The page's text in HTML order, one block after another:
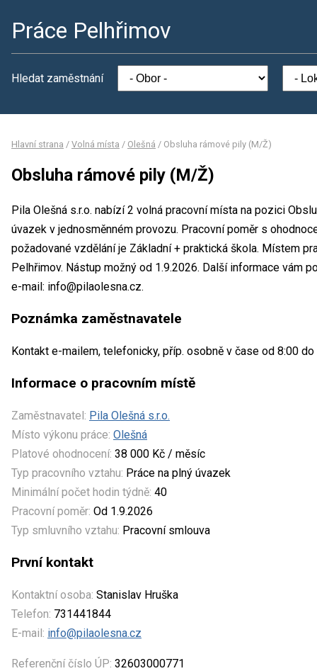
Práce Pelhřimov
Hledat zaměstnání
Hlavní strana / Volná místa / Olešná / Obsluha rámové pily (M/Ž)
Obsluha rámové pily (M/Ž)
Pila Olešná s.r.o. nabízí 2 volná pracovní místa na pozici
úvazek v jednosměnném provozu. Pracovní poměr s
požadované vzdělání je Základní + praktická škola. Místem
Pelhřimov. Nástup možný od 1.9.2026. Další informace vám
e-mail: info@pilaolesna.cz.
Poznámka zaměstnavatele
Kontakt e-mailem, telefonicky, příp. osobně v čase od 8:00 do
Informace o pracovním místě
Zaměstnavatel: Pila Olešná s.r.o.
Místo výkonu práce: Olešná
Platové ohodnocení: 38 000 Kč / měsíc
Typ pracovního vztahu: Práce na plný úvazek
Minimální počet hodin týdně: 40
Pracovní poměr: Od 1.9.2026
Typ smluvního vztahu: Pracovní smlouva
První kontakt
Kontaktní osoba: Stanislav Hruška
Telefon: 731441844
E-mail: info@pilaolesna.cz
Referenční číslo ÚP: 32603000771